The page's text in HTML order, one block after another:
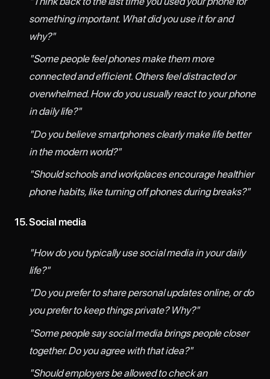
something important. What did you use it for and
why?"
"Some people feel phones make them more
connected and efficient. Others feel distracted or
overwhelmed. How do you usually react to your phone
in daily life?"
"Do you believe smartphones clearly make life better
in the modern world?"
"Should schools and workplaces encourage healthier
phone habits, like turning off phones during breaks?"
15. Social media
"How do you typically use social media in your daily
life?"
"Do you prefer to share personal updates online, or do
you prefer to keep things private? Why?"
"Some people say social media brings people closer
together. Do you agree with that idea?"
"Should employers be allowed to check an